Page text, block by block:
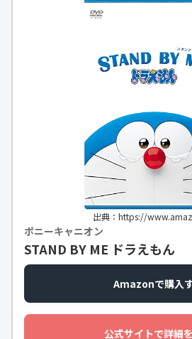
出典：https://
ポニーキャニオン
STAND BY ME ドラえもん
Amazonで購入
公式サイトで詳細